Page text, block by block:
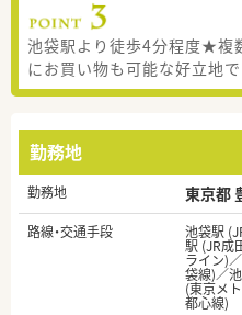
池袋駅より徒歩4分程度★複
にお買い物も可能な好立地
勤務地
勤務地 東京都
路線・交通手段 池袋駅
駅 (JR成
ライン)
袋線)／
(東京メ
都心線)